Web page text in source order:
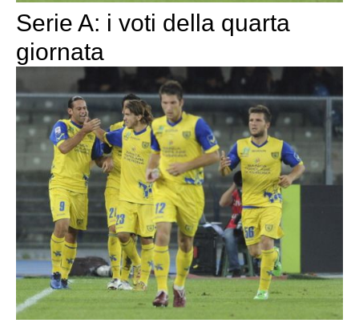
Serie A: i voti della quarta
giornata